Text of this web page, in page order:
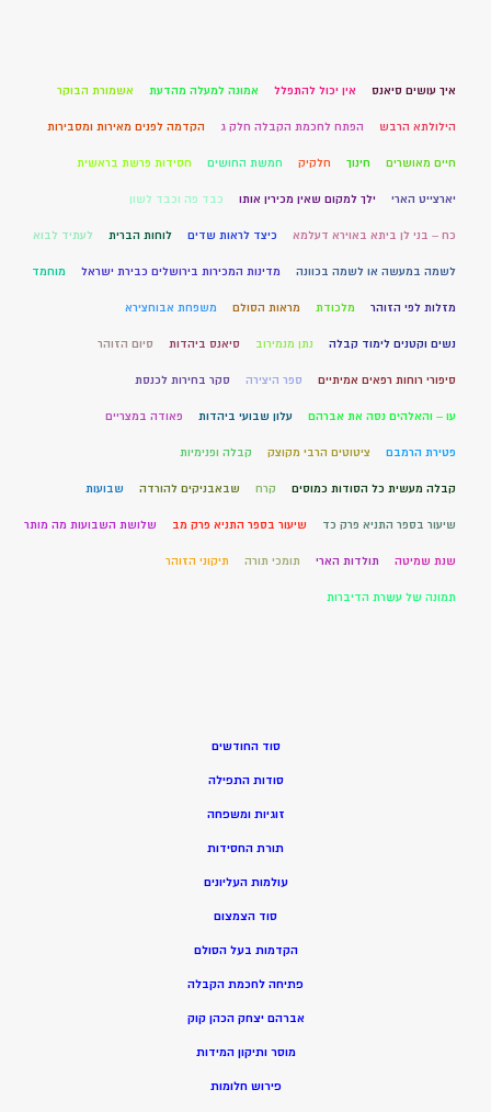
איך עושים סיאנס אין יכול להתפלל אמונה למעלה מהדעת אשמורת הבוקר
הילולתא הרבש הפתח לחכמת הקבלה חלק ג הקדמה לפנים מאירות ומסבירות
חיים מאושרים חינוך חלקיק חמשת החושים חסידות פרשת בראשית
יארצייט הארי ילך למקום שאין מכירין אותו כבד פה וכבד לשון
כח – בני לן ביתא באוירא דעלמא כיצד לראות שדים לוחות הברית לעתיד לבוא
לשמה במעשה או לשמה בכוונה מדינות המכירות בירושלים כבירת ישראל מוחמד
מזלות לפי הזוהר מלכודת מראות הסולם משפחת אבוחצירא
נשים וקטנים לימוד קבלה נתן מנמירוב סיאנס ביהדות סיום הזוהר
סיפורי רוחות רפאים אמיתיים ספר היצירה סקר בחירות לכנסת
עו – והאלהים נסה את אברהם עלון שבועי ביהדות פאודה במצריים
פטירת הרמבם ציטוטים הרבי מקוצק קבלה ופנימיות
קבלה מעשית כל הסודות כמוסים קרח שבאבניקים להורדה שבועות
שיעור בספר התניא פרק כד שיעור בספר התניא פרק מב שלושת השבועות מה מותר
שנת שמיטה תולדות הארי תומכי תורה תיקוני הזוהר
תמונה של עשרת הדיברות
סוד החודשים
סודות התפילה
זוגיות ומשפחה
תורת החסידות
עולמות העליונים
סוד הצמצום
הקדמות בעל הסולם
פתיחה לחכמת הקבלה
אברהם יצחק הכהן קוק
מוסר ותיקון המידות
פירוש חלומות